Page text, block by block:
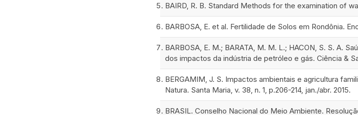
BAIRD, R. B. Standard Methods for the examination of
BARBOSA, E. et al. Fertilidade de Solos em Rondônia.
BARBOSA, E. M.; BARATA, M. M. L.; HACON, S. S. A.
dos impactos da indústria de petróleo e gás. Ciência &
BERGAMIM, J. S. Impactos ambientais e agricultura
Natura. Santa Maria, v. 38, n. 1, p.206-214, jan./abr. 2015.
BRASIL. Conselho Nacional do Meio Ambiente.